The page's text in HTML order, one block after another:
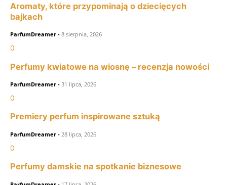
Aromaty, które przypominają o dziecięcych
bajkach
ParfumDreamer - 8 sierpnia, 2026
0
Perfumy kwiatowe na wiosnę – recenzja nowości
ParfumDreamer - 31 lipca, 2026
0
Premiery perfum inspirowane sztuką
ParfumDreamer - 28 lipca, 2026
0
Perfumy damskie na spotkanie biznesowe